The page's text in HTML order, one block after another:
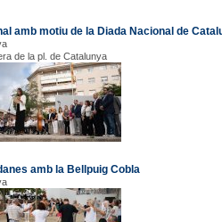
amb motiu de la Diada Nacional de
de la pl. de Catalunya
amb la Bellpuig Cobla